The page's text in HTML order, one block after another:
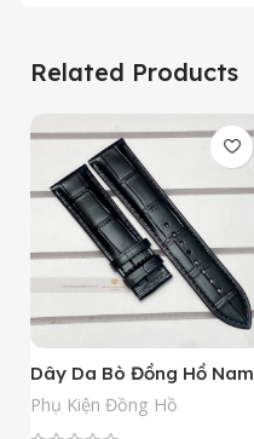
Related Products
Dây Da Bò Đồng Hồ Nam
Phụ Kiện Đồng Hồ